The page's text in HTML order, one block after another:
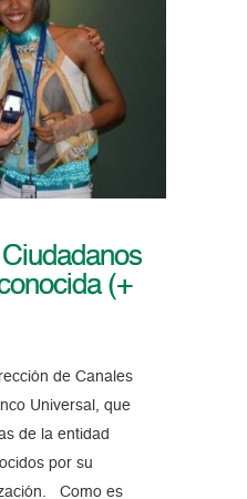
Ciudadanos
(+
de Canales
Universal, que
de la entidad
por su
Como es